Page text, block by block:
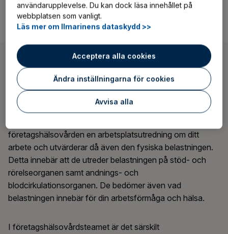
rörelseorganens -hälsa utgör alltså en viktig del av din
arbetsförmåga.
Identifiera skadlig belastning
Det kan vara lättare att identifiera skadlig belastning om
du får extern hjälp och stöd för bedömningen. Om du
företagshälsovården en arbetsplatsutredning om ditt
arbete och utvärderar då även den fysiska belastningen.
Detta innebär att de utreder belastningen på stöd- och
rörelseorganen samt andnings- och
blodcirkulationsorganen. De bedömer även vad
belastningen innebär för din arbetsförmåga och hälsa.
I företagshälsovårdsteamet är det särskilt
användarupplevelse. Du kan dock läsa innehållet på
webbplatsen som vanligt.
Läs mer om Ilmarinens dataskydd >>
Acceptera alla cookies
Ändra inställningarna för cookies
Avvisa alla